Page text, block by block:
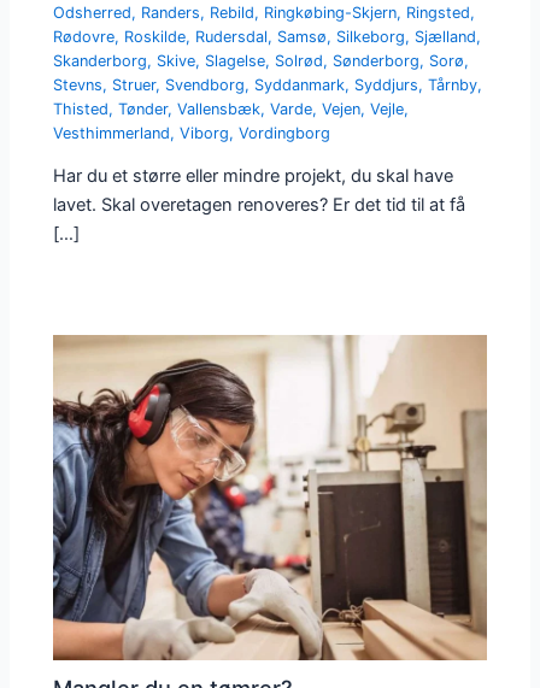
Odsherred, Randers, Rebild, Ringkøbing-Skjern, Ringsted,
Rødovre, Roskilde, Rudersdal, Samsø, Silkeborg, Sjælland,
Skanderborg, Skive, Slagelse, Solrød, Sønderborg, Sorø,
Stevns, Struer, Svendborg, Syddanmark, Syddjurs,Tårnby,
Thisted,Tønder,Vallensbæk,Varde,Vejen,Vejle,
Vesthimmerland,Viborg,Vordingborg
Har du et større eller mindre projekt, du skal have
lavet. Skal overetagen renoveres? Er det tid til at få
[…]